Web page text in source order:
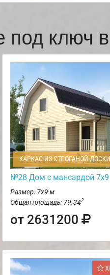
под
КАРКАС ИЗ СТРОГАНОЙ ДОСКИ
№28 Дом с мансардой 7х9
Размер: 7х9 м
Общая площадь: 79.342
от 2631200